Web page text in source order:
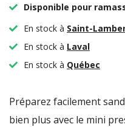
Disponible pour
En stock à Saint-
En stock à Laval
En stock à Québec
Préparez facilement
bien plus avec le mini